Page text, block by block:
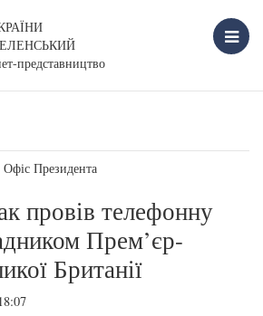
представництво
Офіс Президента
провів телефонну
Прем’єр-
Британії